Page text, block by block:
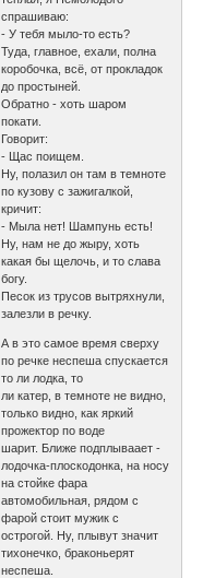
спрашиваю:
- У тебя мыло-то есть?
Туда, главное, ехали, полна
коробочка, всё, от прокладок
до простыней.
Обратно - хоть шаром
покати.
Говорит:
- Щас поищем.
Ну, полазил он там в темноте
по кузову с зажигалкой,
кричит:
- Мыла нет! Шампунь есть!
Ну, нам не до жыру, хоть
какая бы щелочь, и то слава
богу.
Песок из трусов вытряхнули,
залезли в речку.
А в это самое время сверху
по речке неспеша спускается
то ли лодка, то
ли катер, в темноте не видно,
только видно, как яркий
прожектор по воде
шарит. Ближе подплываает -
лодочка-плоскодонка, на носу
на стойке фара
автомобильная, рядом с
фарой стоит мужик с
острогой. Ну, плывут значит
тихонечко, браконьерят
неспеша.